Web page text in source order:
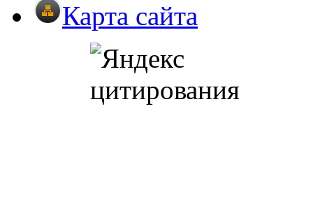
Карта сайта